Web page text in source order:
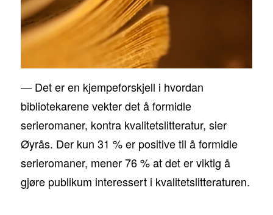
— Det er en kjempeforskjell i hvordan
bibliotekarene vekter det å formidle
serieromaner, kontra kvalitetslitteratur, sier
Øyrås. Der kun 31 % er positive til å formidle
serieromaner, mener 76 % at det er viktig å
gjøre publikum interessert i kvalitetslitteraturen.